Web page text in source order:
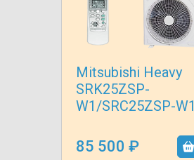
Mitsubishi Heavy
SRK25ZSP-
W1/SRC25ZSP-W1
85 500